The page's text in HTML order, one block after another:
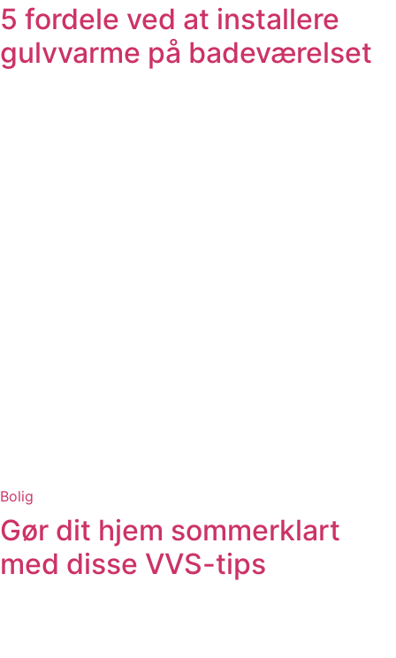
5 fordele ved at installere
gulvvarme på badeværelset
Bolig
Gør dit hjem sommerklart
med disse VVS-tips